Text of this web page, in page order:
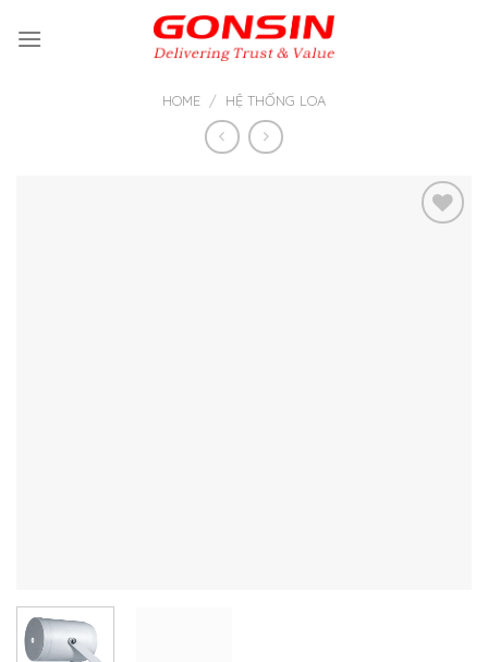
HOME / HỆ THỐNG LOA